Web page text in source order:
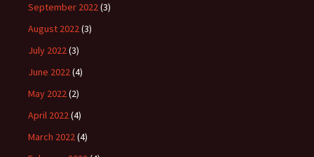
September 2022(3)
August 2022(3)
July 2022(3)
June 2022(4)
May 2022(2)
April 2022(4)
March 2022(4)